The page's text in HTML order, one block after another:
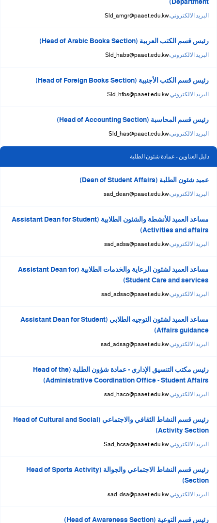
البريد الالكتروني:Sld_amgr@paaet.edu.kw
رئيس قسم الكتب العربية (Head of Arabic Books Section)
البريد الالكتروني:Sld_habs@paaet.edu.kw
رئيس قسم الكتب الأجنبية (Head of Foreign Books Section)
البريد الالكتروني:Sld_hfbs@paaet.edu.kw
رئيس قسم المحاسبة (Head of Accounting Section)
البريد الالكتروني:Sld_has@paaet.edu.kw
دليل العناوين - عمادة شئون الطلبة
عميد شئون الطلبة (Dean of Student Affairs)
البريد الالكتروني:sad_dean@paaet.edu.kw
مساعد العميد للأنشطة والشئون الطلابية (Assistant Dean for Student
Activities and affairs)
البريد الالكتروني:sad_adsa@paaet.edu.kw
مساعد العميد لشئون الرعاية والخدمات الطلابية (Assistant Dean for
Student Care and services)
البريد الالكتروني:sad_adsac@paaet.edu.kw
مساعد العميد لشئون التوجيه الطلابي (Assistant Dean for Student
Affairs guidance)
البريد الالكتروني:sad_adsag@paaet.edu.kw
رئيس مكتب التنسيق الإداري - عمادة شؤون الطلبة (Head of the
Administrative Coordination Office - Student Affairs)
البريد الالكتروني:sad_haco@paaet.edu.kw
رئيس قسم النشاط الثقافي والاجتماعي (Head of Cultural and Social
Activity Section)
البريد الالكتروني:Sad_hcsa@paaet.edu.kw
رئيس قسم النشاط الاجتماعي والجوالة (Head of Sports Activity
Section)
البريد الالكتروني:sad_dsa@paaet.edu.kw
رئيس قسم التوعية (Head of Awareness Section)